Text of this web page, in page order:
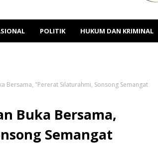
POLITIK HUKUM DAN KRIMINAL
Bersama, "Pererat Silaturahmi, Sonsong Semangat
Buka Bersama,
Semangat